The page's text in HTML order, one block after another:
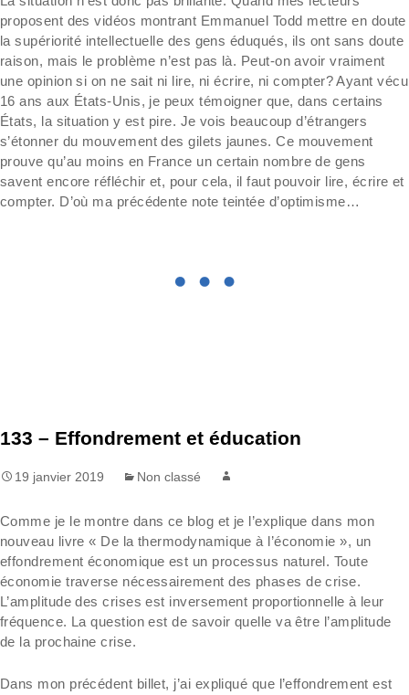
proposent des vidéos montrant Emmanuel Todd mettre en doute
la supériorité intellectuelle des gens éduqués, ils ont sans doute
raison, mais le problème n’est pas là. Peut-on avoir vraiment
une opinion si on ne sait ni lire, ni écrire, ni compter? Ayant vécu
16 ans aux États-Unis, je peux témoigner que, dans certains
États, la situation y est pire. Je vois beaucoup d’étrangers
s’étonner du mouvement des gilets jaunes. Ce mouvement
prouve qu’au moins en France un certain nombre de gens
savent encore réfléchir et, pour cela, il faut pouvoir lire, écrire et
compter. D’où ma précédente note teintée d’optimisme…
133 – Effondrement et éducation
19 janvier 2019 Non classé
Comme je le montre dans ce blog et je l’explique dans mon
nouveau livre « De la thermodynamique à l’économie », un
effondrement économique est un processus naturel. Toute
économie traverse nécessairement des phases de crise.
L’amplitude des crises est inversement proportionnelle à leur
fréquence. La question est de savoir quelle va être l’amplitude
de la prochaine crise.
Dans mon précédent billet, j’ai expliqué que l’effondrement est